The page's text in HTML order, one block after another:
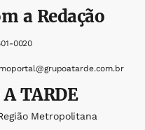
a Redação
0020
A TARDE
Metropolitana